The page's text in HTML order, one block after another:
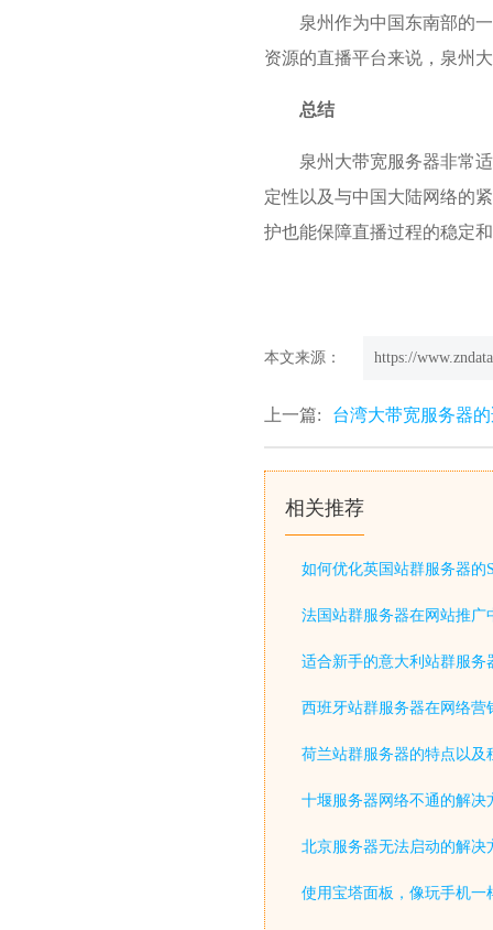
泉州作为中国东南部的
资源的直播平台来说，泉州
总结
泉州大带宽服务器非常
定性以及与中国大陆网络的
护也能保障直播过程的稳定
本文来源： https://
上一篇: 台湾大带宽服务器
相关推荐
如何优化英国站群服务器的
法国站群服务器在网站推广
适合新手的意大利站群服务
西班牙站群服务器在网络营
荷兰站群服务器的特点以及
十堰服务器网络不通的解决
北京服务器无法启动的解决
使用宝塔面板，像玩手机一